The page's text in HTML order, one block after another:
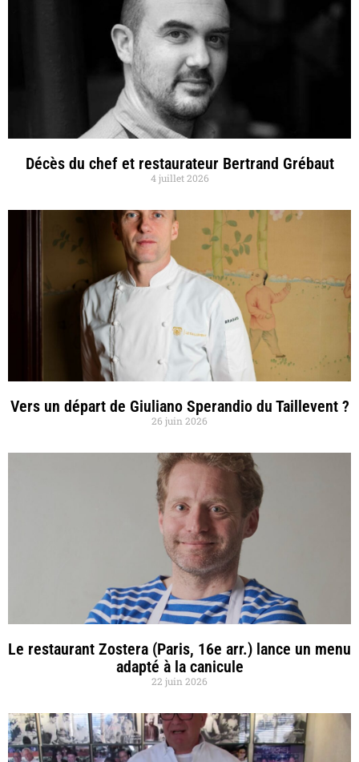
Décès du chef et restaurateur Bertrand Grébaut
4 juillet 2026
Vers un départ de Giuliano Sperandio du Taillevent ?
26 juin 2026
Le restaurant Zostera (Paris, 16e arr.) lance un menu
adapté à la canicule
22 juin 2026